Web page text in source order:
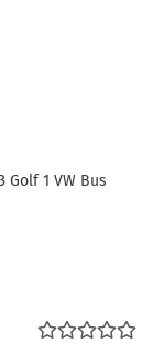
Golf 1 VW Bus